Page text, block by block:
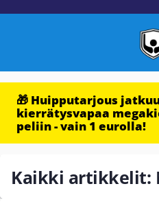
🎁 Huipputarjous
kierrätysvapaa
peliin - vain 1 eurolla!
Kaikki artikkelit: